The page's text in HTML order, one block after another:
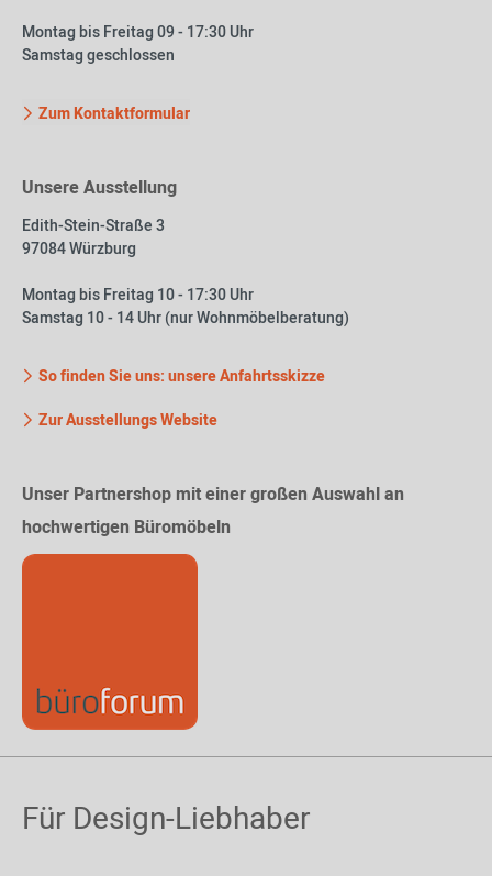
Montag bis Freitag 09 - 17:30 Uhr
Samstag geschlossen
Zum Kontaktformular
Unsere Ausstellung
Edith-Stein-Straße 3
97084 Würzburg
Montag bis Freitag 10 - 17:30 Uhr
Samstag 10 - 14 Uhr (nur Wohnmöbelberatung)
So finden Sie uns: unsere Anfahrtsskizze
Zur Ausstellungs Website
Unser Partnershop mit einer großen Auswahl an
hochwertigen Büromöbeln
Für Design-Liebhaber